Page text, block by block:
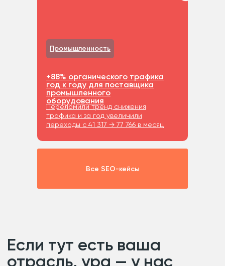
+88% органического трафика
год к году для поставщика
промышленного
оборудования
Переломили тренд снижения
трафика и за год увеличили
переходы с 41 317 → 77 766 в месяц
Промышленность
Все SEO-кейсы